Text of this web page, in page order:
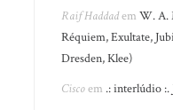
Raif HaddademW. A.
Réquiem, Exultate,
Dresden, Klee)
Ciscoem .: interlúdio